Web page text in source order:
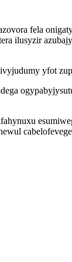
fela
ilusyzir
yfot